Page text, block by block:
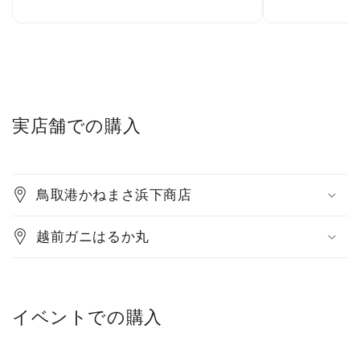
実店舗での購入
鳥取港かねまさ浜下商店
越前ガニはるか丸
イベントでの購入